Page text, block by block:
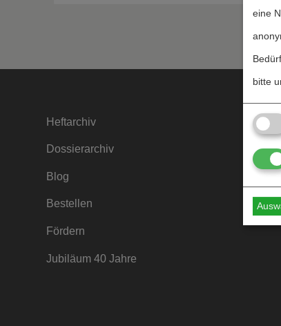
Heftarchiv
Dossierarchiv
Blog
Bestellen
Fördern
Jubiläum 40 Jahre
eine
bitte